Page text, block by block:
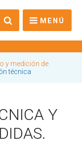
MENÚ
y medición de
técnica
Y